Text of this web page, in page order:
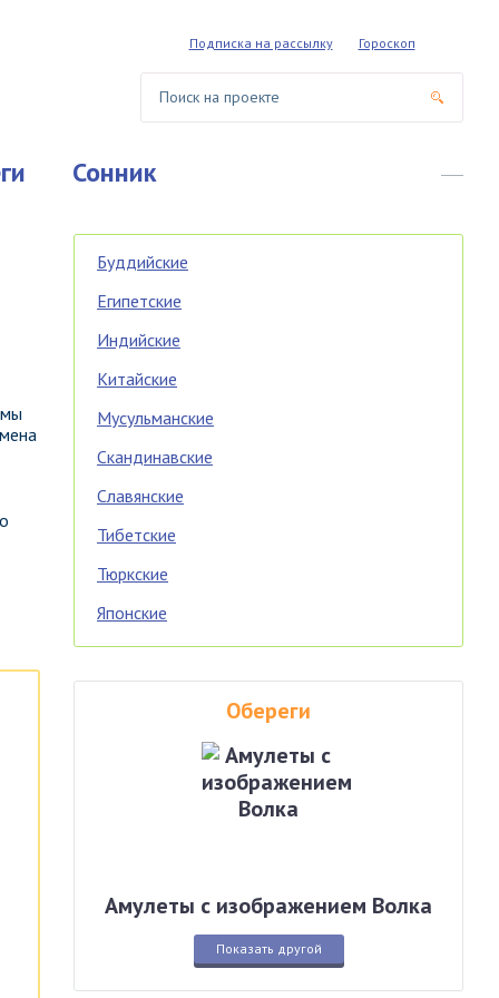
Подписка на рассылку Гороскоп
Сонник
Буддийские
Египетские
Индийские
Китайские
Мусульманские
Скандинавские
Славянские
Тибетские
Тюркские
Японские
Обереги
Амулеты с изображением Волка
Показать другой